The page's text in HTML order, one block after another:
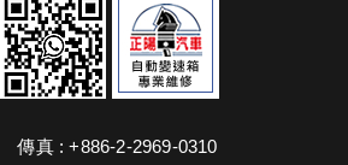
傳真 : +886-2-2969-0310